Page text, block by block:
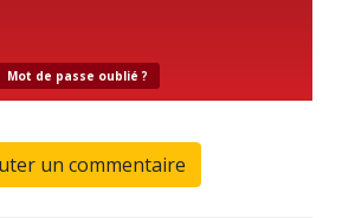
Mot de passe oublié ?
un commentaire